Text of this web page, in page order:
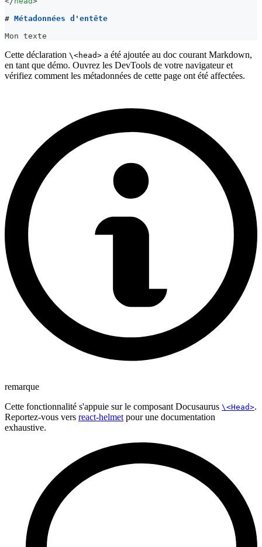
# Métadonnées d'entête
Mon texte
Cette déclaration \<head> a été ajoutée au doc courant Markdown,
en tant que démo. Ouvrez les DevTools de votre navigateur et
vérifiez comment les métadonnées de cette page ont été affectées.
remarque
Cette fonctionnalité s'appuie sur le composant Docusaurus \<Head>.
Reportez-vous vers react-helmet pour une documentation
exhaustive.